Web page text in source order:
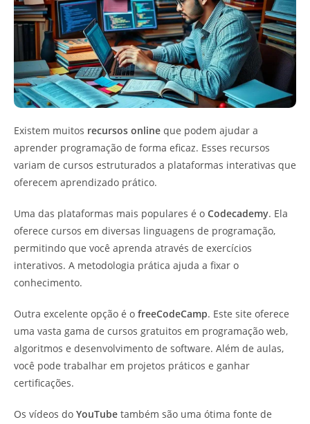
Existem muitos recursos online que podem ajudar a
aprender programação de forma eficaz. Esses recursos
variam de cursos estruturados a plataformas interativas que
oferecem aprendizado prático.
Uma das plataformas mais populares é o Codecademy. Ela
oferece cursos em diversas linguagens de programação,
permitindo que você aprenda através de exercícios
interativos. A metodologia prática ajuda a fixar o
conhecimento.
Outra excelente opção é o freeCodeCamp. Este site oferece
uma vasta gama de cursos gratuitos em programação web,
algoritmos e desenvolvimento de software. Além de aulas,
você pode trabalhar em projetos práticos e ganhar
certificações.
Os vídeos do YouTube também são uma ótima fonte de